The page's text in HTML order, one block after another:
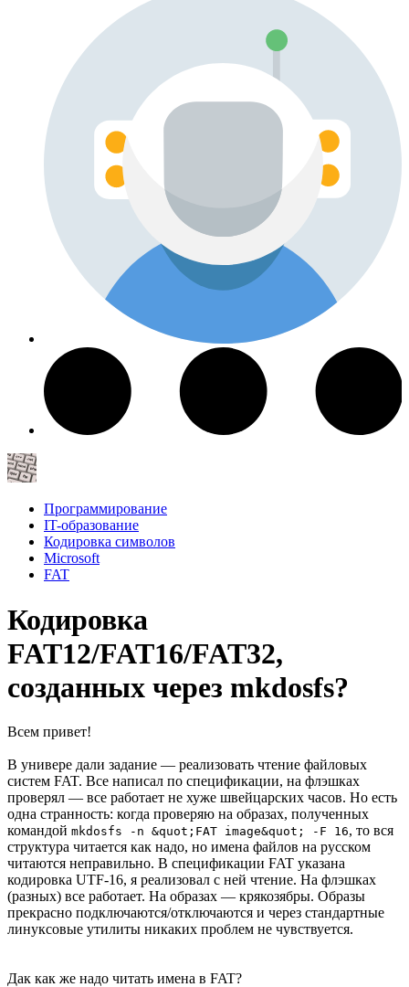
Программирование
IT-образование
Кодировка символов
Microsoft
FAT
Кодировка
FAT12/FAT16/FAT32,
созданных через mkdosfs?
Всем привет!
В универе дали задание — реализовать чтение файловых
систем FAT. Все написал по спецификации, на флэшках
проверял — все работает не хуже швейцарских часов. Но есть
одна странность: когда проверяю на образах, полученных
командой mkdosfs -n &quot;FAT image&quot; -F 16, то вся
структура читается как надо, но имена файлов на русском
читаются неправильно. В спецификации FAT указана
кодировка UTF-16, я реализовал с ней чтение. На флэшках
(разных) все работает. На образах — крякозябры. Образы
прекрасно подключаются/отключаются и через стандартные
линуксовые утилиты никаких проблем не чувствуется.
Дак как же надо читать имена в FAT?